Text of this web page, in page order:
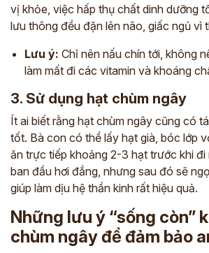
vị khỏe, việc hấp thụ chất dinh dưỡng
lưu thông đều đặn lên não, giấc ngủ vì
Lưu ý: Chỉ nên nấu chín tới, không
làm mất đi các vitamin và khoáng
3. Sử dụng hạt chùm ngây
Ít ai biết rằng hạt chùm ngây cũng có
tốt. Bà con có thể lấy hạt già, bóc lớp
ăn trực tiếp khoảng 2-3 hạt trước khi đi
ban đầu hơi đắng, nhưng sau đó sẽ
giúp làm dịu hệ thần kinh rất hiệu quả.
Những lưu ý “sống còn”
chùm ngây để đảm bảo